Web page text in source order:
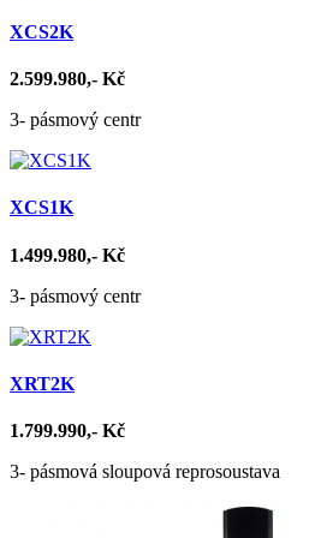
XCS2K
2.599.980,- Kč
3- pásmový centr
XCS1K
1.499.980,- Kč
3- pásmový centr
XRT2K
1.799.990,- Kč
3- pásmová sloupová reprosoustava